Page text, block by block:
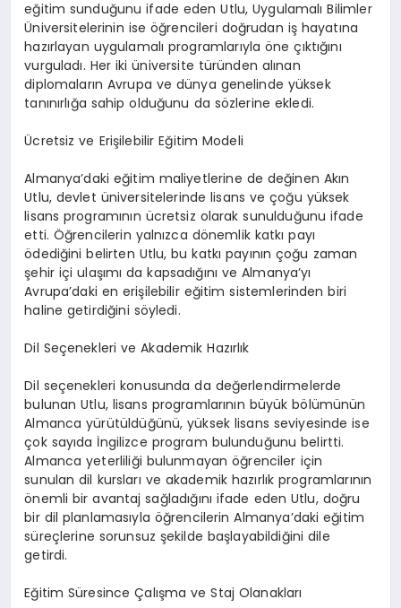
eğitim sunduğunu ifade eden Utlu, Uygulamalı Bilimler
Üniversitelerinin ise öğrencileri doğrudan iş hayatına
hazırlayan uygulamalı programlarıyla öne çıktığını
vurguladı. Her iki üniversite türünden alınan
diplomaların Avrupa ve dünya genelinde yüksek
tanınırlığa sahip olduğunu da sözlerine ekledi.
Ücretsiz ve Erişilebilir Eğitim Modeli
Almanya’daki eğitim maliyetlerine de değinen Akın
Utlu, devlet üniversitelerinde lisans ve çoğu yüksek
lisans programının ücretsiz olarak sunulduğunu ifade
etti. Öğrencilerin yalnızca dönemlik katkı payı
ödediğini belirten Utlu, bu katkı payının çoğu zaman
şehir içi ulaşımı da kapsadığını ve Almanya’yı
Avrupa’daki en erişilebilir eğitim sistemlerinden biri
haline getirdiğini söyledi.
Dil Seçenekleri ve Akademik Hazırlık
Dil seçenekleri konusunda da değerlendirmelerde
bulunan Utlu, lisans programlarının büyük bölümünün
Almanca yürütüldüğünü, yüksek lisans seviyesinde ise
çok sayıda İngilizce program bulunduğunu belirtti.
Almanca yeterliliği bulunmayan öğrenciler için
sunulan dil kursları ve akademik hazırlık programlarının
önemli bir avantaj sağladığını ifade eden Utlu, doğru
bir dil planlamasıyla öğrencilerin Almanya’daki eğitim
süreçlerine sorunsuz şekilde başlayabildiğini dile
getirdi.
Eğitim Süresince Çalışma ve Staj Olanakları